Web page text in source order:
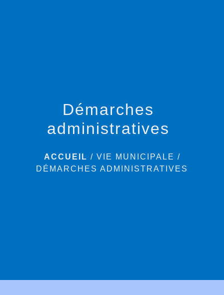
Démarches
administratives
ACCUEIL / VIE MUNICIPALE /
DÉMARCHES ADMINISTRATIVES